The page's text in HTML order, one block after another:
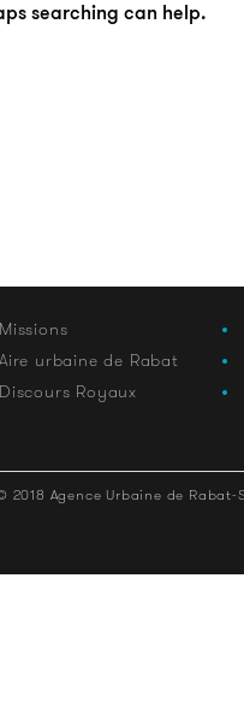
searching can help.
Missions
Aire urbaine de Rabat
Discours Royaux
2018 Agence Urbaine de Rabat-